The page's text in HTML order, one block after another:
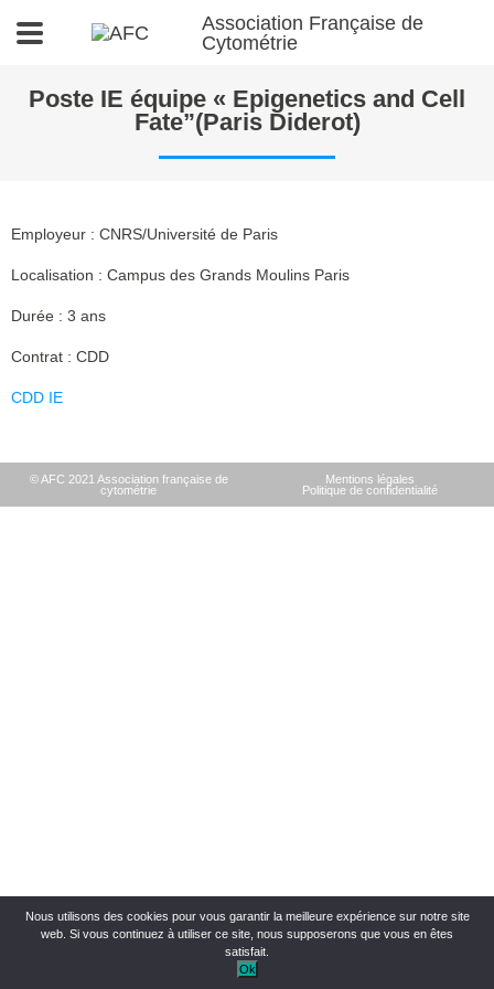
Association Française de
Cytométrie
Poste IE équipe « Epigenetics and Cell
Fate”(Paris Diderot)
Employeur : CNRS/Université de Paris
Localisation : Campus des Grands Moulins Paris
Durée : 3 ans
Contrat : CDD
CDD IE
© AFC 2021 Association française de
cytométrie
Mentions légales
Politique de confidentialité
Nous utilisons des cookies pour vous garantir la meilleure expérience sur notre site
web. Si vous continuez à utiliser ce site, nous supposerons que vous en êtes
satisfait.
Ok